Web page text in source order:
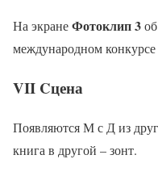
На экранеФотоклип 3
международном
VII Cцена
Появляются М с Д из
книга в другой – зонт.